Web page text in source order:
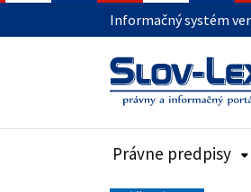
Informačný systém
Právne predpisy